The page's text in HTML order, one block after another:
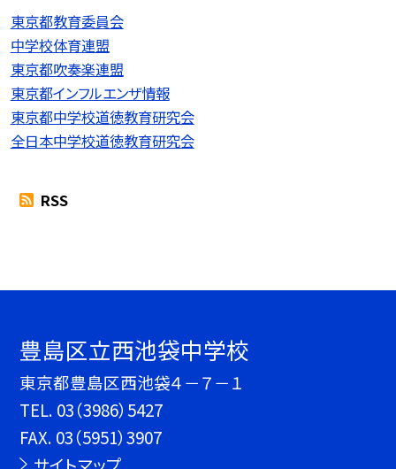
東京都教育委員会
中学校体育連盟
東京都吹奏楽連盟
東京都インフルエンザ情報
東京都中学校道徳教育研究会
全日本中学校道徳教育研究会
RSS
豊島区立西池袋中学校
東京都豊島区西池袋４－７－１
TEL. 03（3986）5427
FAX. 03（5951）3907